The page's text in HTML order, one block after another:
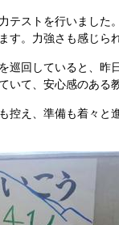
テストを行いました
す。力強さも感じら
巡回していると、昨
いて、安心感のある
え、準備も着々と